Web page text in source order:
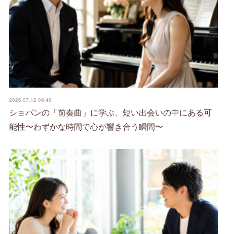
2026.07.12 09:46
ショパンの「前奏曲」に学ぶ、短い出会いの中にある可
能性〜わずかな時間で心が響き合う瞬間〜